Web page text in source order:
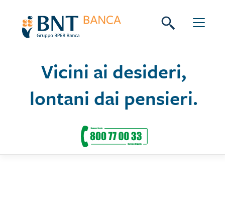
Vicini ai desideri,
lontani dai pensieri.
Seguici su: